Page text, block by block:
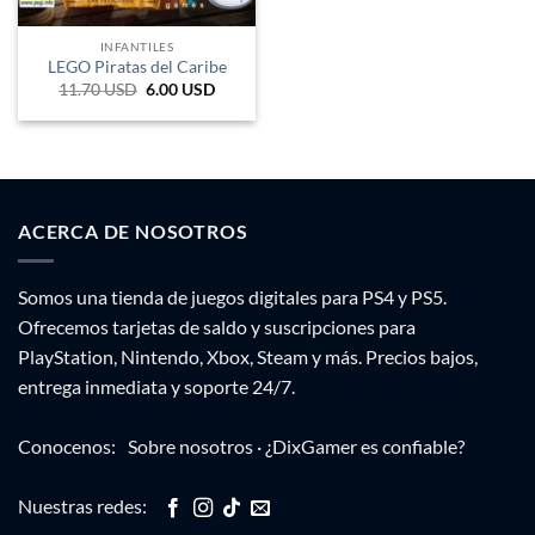
INFANTILES
LEGO Piratas del Caribe
11.70USD El
original
6.00 USD
actual
ACERCA DE NOSOTROS
Somos una tienda de juegos digitales para PS4 y PS5.
Ofrecemos tarjetas de saldo y suscripciones para
PlayStation, Nintendo, Xbox, Steam y más. Precios bajos,
entrega inmediata y soporte 24/7.
Conocenos: Sobre nosotros · ¿DixGamer es confiable?
Nuestras redes: